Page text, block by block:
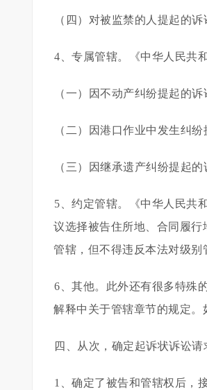
（四）对被监禁的人提起的诉
4、专属管辖。《中华人民共
（一）因不动产纠纷提起的
（二）因港口作业中发生纠
（三）因继承遗产纠纷提起
5、约定管辖。《中华人民共
议选择被告住所地、合同履
管辖，但不得违反本法对级别
6、其他。此外还有很多特殊
解释中关于管辖章节的规定。
四、从次，确定起诉状诉讼
1、确定了被告和管辖权后，